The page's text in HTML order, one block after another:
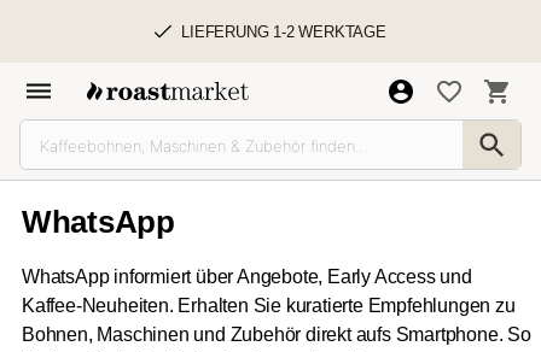
LIEFERUNG 1-2 WERKTAGE
WhatsApp
WhatsApp informiert über Angebote, Early Access und
Kaffee-Neuheiten. Erhalten Sie kuratierte Empfehlungen zu
Bohnen, Maschinen und Zubehör direkt aufs Smartphone. So